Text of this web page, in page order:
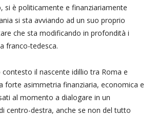
si è politicamente e finanziariamente
si sta avviando ad un suo proprio
che sta modificando in profondità i
franco-tedesca.
il nascente idillio tra Roma e
forte asimmetria finanziaria, economica e
al momento a dialogare in un
centro-destra, anche se non del tutto